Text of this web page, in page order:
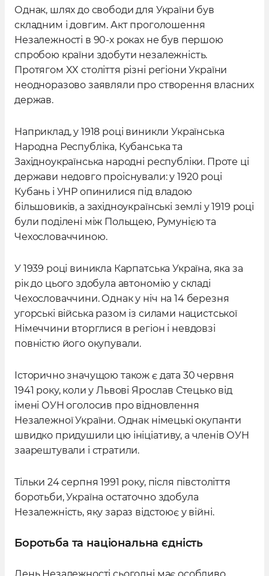
Однак, шлях до свободи для України був
складним і довгим. Акт проголошення
Незалежності в 90-х роках не був першою
спробою країни здобути незалежність.
Протягом XX століття різні регіони України
неодноразово заявляли про створення власних
держав.
Наприклад, у 1918 році виникли Українська
Народна Республіка, Кубанська та
Західноукраїнська народні республіки. Проте ці
держави недовго проіснували: у 1920 році
Кубань і УНР опинилися під владою
більшовиків, а західноукраїнські землі у 1919 році
були поділені між Польщею, Румунією та
Чехословаччиною.
У 1939 році виникла Карпатська Україна, яка за
рік до цього здобула автономію у складі
Чехословаччини. Однак у ніч на 14 березня
угорські війська разом із силами нацистської
Німеччини вторглися в регіон і невдовзі
повністю його окупували.
Історично значущою також є дата 30 червня
1941 року, коли у Львові Ярослав Стецько від
імені ОУН оголосив про відновлення
Незалежної України. Однак німецькі окупанти
швидко придушили цю ініціативу, а членів ОУН
заарештували і стратили.
Тільки 24 серпня 1991 року, після півстоліття
боротьби, Україна остаточно здобула
Незалежність, яку зараз відстоює у війні.
Боротьба та національна єдність